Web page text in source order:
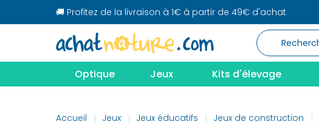
🚚 Profitez de la livraison à 1€ à partir de 49€ d'achat
Optique Jeux Kits d'élevage
Accueil Jeux Jeux éducatifs Jeux de construction